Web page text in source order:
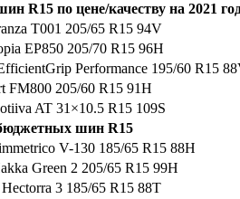
R15 по цене/качеству на 2021
T001 205/65 R15 94V
EP850 205/70 R15 96H
Performance 195/60 R15
FM800 205/60 R15 91H
AT 31×10.5 R15 109S
шин R15
V-130 185/65 R15 88H
Green 2 205/65 R15 99H
3 185/65 R15 88T